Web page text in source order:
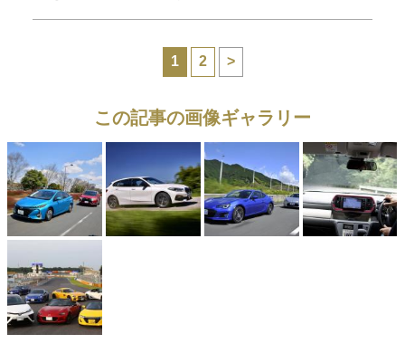
1 2 >
この記事の画像ギャラリー